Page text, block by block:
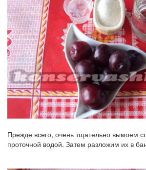
Прежде всего, очень тщательно вымоем
проточной водой. Затем разложим их в